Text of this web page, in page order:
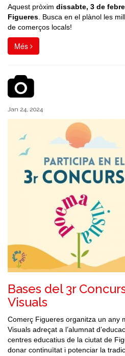
Aquest pròxim dissabte, 3 de
Figueres . Busca en el plànol les
de comerços locals!
Més
Jan 24, 2024
Bases del 3r
Visuals
Comerç Figueres organitza un any
Visuals adreçat a l’alumnat
centres educatius de la ciutat de
donar continuïtat i potenciar la